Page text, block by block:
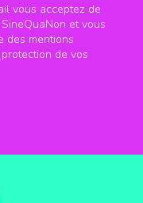
vous acceptez de
et vous
des mentions
de vos